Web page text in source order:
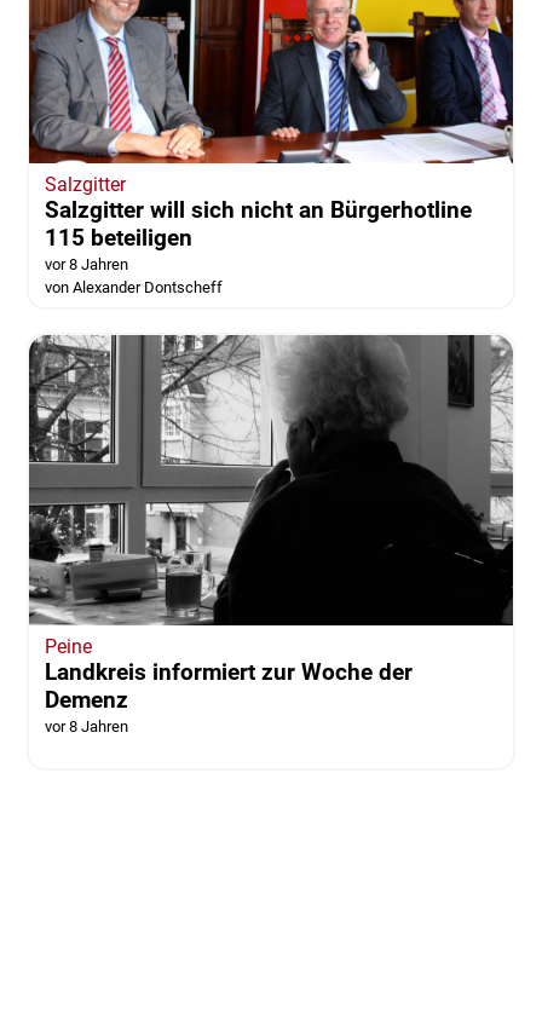
Salzgitter
Salzgitter will sich nicht an Bürgerhotline
115 beteiligen
vor 8 Jahren
von Alexander Dontscheff
Peine
Landkreis informiert zur Woche der
Demenz
vor 8 Jahren